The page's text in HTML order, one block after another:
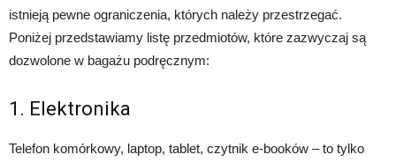
istnieją pewne ograniczenia, których należy przestrzegać.
Poniżej przedstawiamy listę przedmiotów, które zazwyczaj są
dozwolone w bagażu podręcznym:
1. Elektronika
Telefon komórkowy, laptop, tablet, czytnik e-booków – to tylko